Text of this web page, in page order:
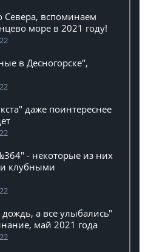
Севера, вспоминаем
море в 2021 году!
в Десногорске",
даже поинтереснее
- некоторые из них
клубными
а все улыбались"
май 2021 года